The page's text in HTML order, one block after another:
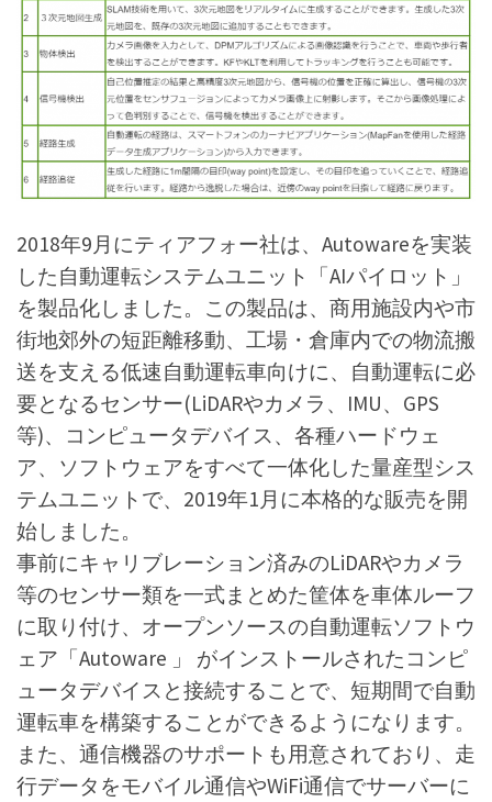
2018年9月にティアフォー社は、Autowareを実装
した自動運転システムユニット「AIパイロット」
を製品化しました。この製品は、商用施設内や市
街地郊外の短距離移動、工場・倉庫内での物流搬
送を支える低速自動運転車向けに、自動運転に必
要となるセンサー(LiDARやカメラ、IMU、GPS
等)、コンピュータデバイス、各種ハードウェ
ア、ソフトウェアをすべて一体化した量産型シス
テムユニットで、2019年1月に本格的な販売を開
始しました。
事前にキャリブレーション済みのLiDARやカメラ
等のセンサー類を一式まとめた筐体を車体ルーフ
に取り付け、オープンソースの自動運転ソフトウ
ェア「Autoware 」 がインストールされたコンピ
ュータデバイスと接続することで、短期間で自動
運転車を構築することができるようになります。
また、通信機器のサポートも用意されており、走
行データをモバイル通信やWiFi通信でサーバーに